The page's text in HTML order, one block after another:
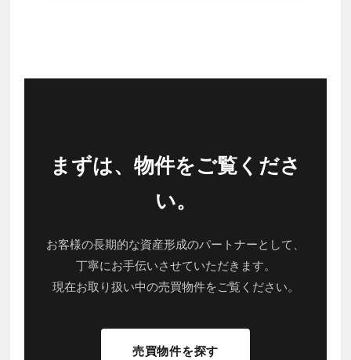
まずは、物件をご覧くださ
い。
お客様の長期的な資産形成のパートナーとして、
丁寧にお手伝いさせていただきます。
現在お取り扱い中の売買物件をご覧ください。
売買物件を探す